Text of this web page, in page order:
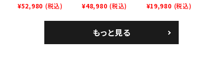
Bandana Football
¥52,980 (税込)
Backpack バックパッ
¥48,980 (税込)
Homerun Tee ホー
¥19,980 (税込)
もっと見る